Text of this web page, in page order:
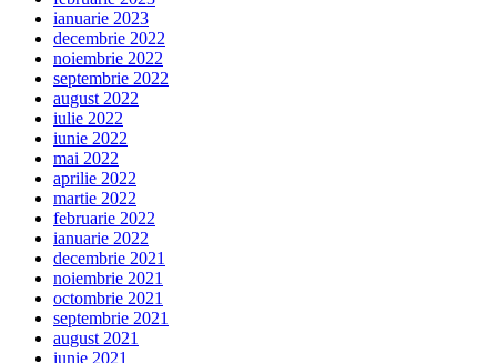
ianuarie 2023
decembrie 2022
noiembrie 2022
septembrie 2022
august 2022
iulie 2022
iunie 2022
mai 2022
aprilie 2022
martie 2022
februarie 2022
ianuarie 2022
decembrie 2021
noiembrie 2021
octombrie 2021
septembrie 2021
august 2021
iunie 2021